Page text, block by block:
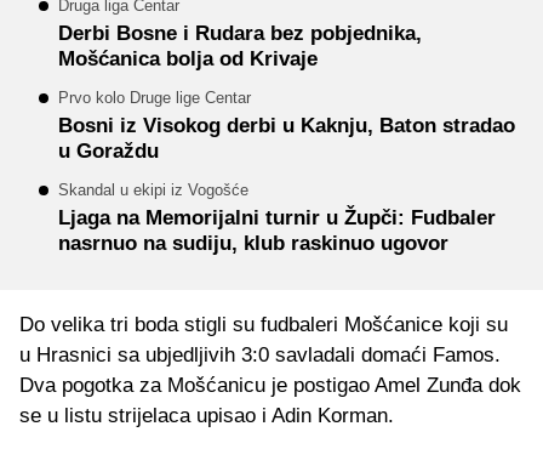
Druga liga Centar
Derbi Bosne i Rudara bez pobjednika,
Mošćanica bolja od Krivaje
Prvo kolo Druge lige Centar
Bosni iz Visokog derbi u Kaknju, Baton stradao
u Goraždu
Skandal u ekipi iz Vogošće
Ljaga na Memorijalni turnir u Župči: Fudbaler
nasrnuo na sudiju, klub raskinuo ugovor
Do velika tri boda stigli su fudbaleri Mošćanice koji su
u Hrasnici sa ubjedljivih 3:0 savladali domaći Famos.
Dva pogotka za Mošćanicu je postigao Amel Zunđa dok
se u listu strijelaca upisao i Adin Korman.